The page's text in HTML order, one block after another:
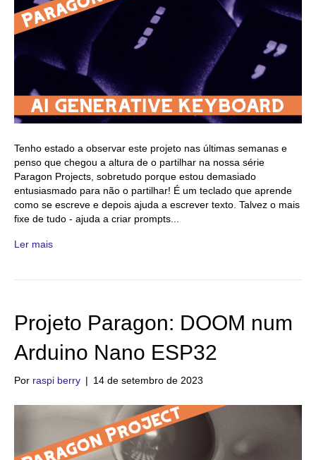
Tenho estado a observar este projeto nas últimas semanas e
penso que chegou a altura de o partilhar na nossa série
Paragon Projects, sobretudo porque estou demasiado
entusiasmado para não o partilhar! É um teclado que aprende
como se escreve e depois ajuda a escrever texto. Talvez o mais
fixe de tudo - ajuda a criar prompts...
Ler mais
Projeto Paragon: DOOM num
Arduino Nano ESP32
Por raspi berry | 14 de setembro de 2023